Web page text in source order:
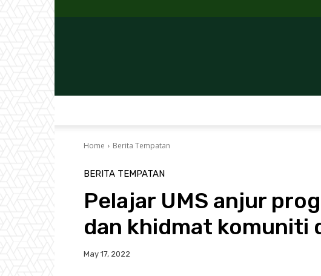
Home Berita Tempatan
BERITA TEMPATAN
Pelajar UMS anjur
dan khidmat komuniti
May 17, 2022